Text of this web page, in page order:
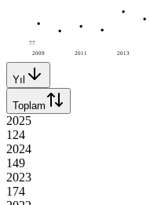
2009 2011 2013
77
Yıl
Toplam
2025
124
2024
149
2023
174